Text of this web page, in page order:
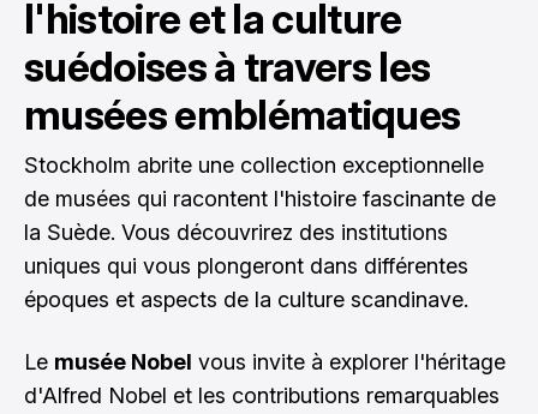
l'histoire et la culture
suédoises à travers les
musées emblématiques
Stockholm abrite une collection exceptionnelle
de musées qui racontent l'histoire fascinante de
la Suède. Vous découvrirez des institutions
uniques qui vous plongeront dans différentes
époques et aspects de la culture scandinave.
Le musée Nobel vous invite à explorer l'héritage
d'Alfred Nobel et les contributions remarquables